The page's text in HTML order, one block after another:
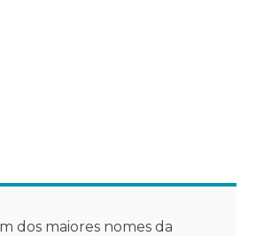
dos maiores nomes da